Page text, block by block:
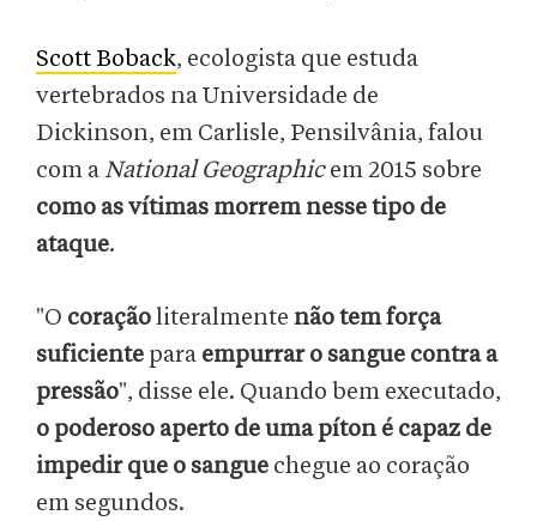
Scott Boback, ecologista que estuda
vertebrados na Universidade de
Dickinson, em Carlisle, Pensilvânia, falou
com aNational Geographicem 2015 sobre
como as vítimas morrem nesse tipo de
ataque.
"O coraçãoliteralmente não tem força
suficiente para empurrar o sangue contra a
pressão", disse ele. Quando bem executado,
o poderoso aperto de uma píton é capaz de
impedir que o sangue chegue ao coração
em segundos.